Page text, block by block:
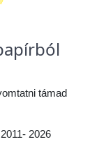
támad
2026